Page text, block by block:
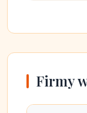
Firmy